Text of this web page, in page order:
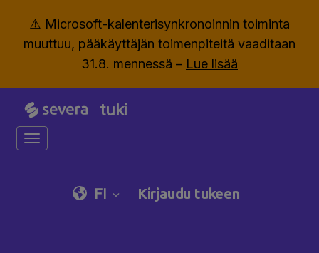
⚠️ Microsoft-kalenterisynkronoinnin toiminta
muuttuu, pääkäyttäjän toimenpiteitä vaaditaan
31.8. mennessä – Lue lisää
tuki
Toggle navigation
FI Kirjaudu tukeen